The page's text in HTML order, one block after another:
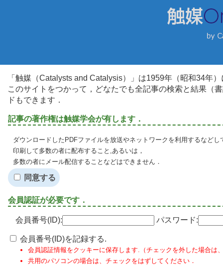
「触媒（Catalysts and Catalysis）」は1959年（昭和34年
このサイトをつかって，どなたでも全記事の検索と結果（
ドもできます．
記事の著作権は触媒学会が有します．
ダウンロードしたPDFファイルを放送やネットワークを利用するなど
印刷して多数の者に配布すること,あるいは，
多数の者にメール配信することなどはできません．
同意する
会員認証が必要です．
会員番号(ID): パスワード:
会員番号(ID)を記録する.
会員認証情報をクッキーに保存します.（チェックを外した場合は
共用のパソコンの場合は、チェックをはずしてください．